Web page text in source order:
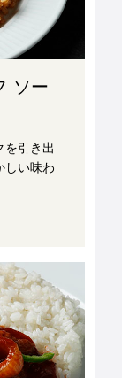
ソー
引き出
しい味わ